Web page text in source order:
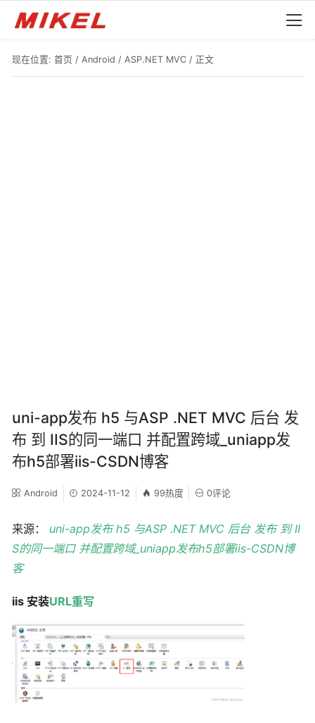
现在位置: 首页 / Android / ASP.NET MVC / 正文
uni-app发布 h5 与ASP .NET MVC 后台 发
布 到 IIS的同一端口 并配置跨域_uniapp发
布h5部署iis-CSDN博客
Android 2024-11-12 99热度 0评论
来源： uni-app发布 h5 与ASP .NET MVC 后台 发布 到 II
S的同一端口 并配置跨域_uniapp发布h5部署iis-CSDN博
客
iis 安装URL重写